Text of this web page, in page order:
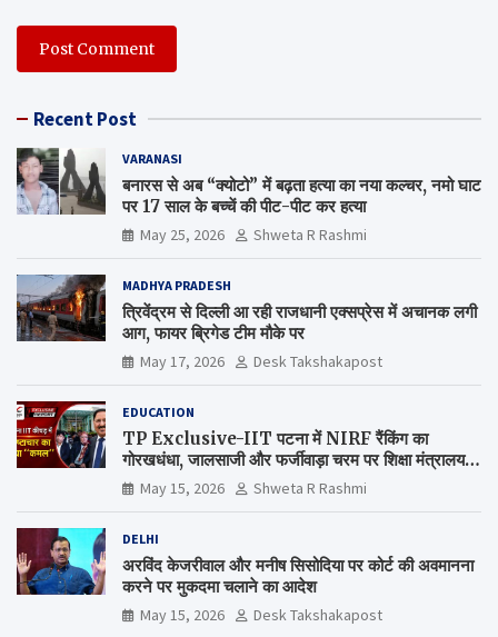
Recent Post
VARANASI
बनारस से अब “क्योटो” में बढ़ता हत्या का नया कल्चर, नमो घाट
पर 17 साल के बच्चें की पीट-पीट कर हत्या
May 25, 2026 Shweta R Rashmi
MADHYA PRADESH
त्रिवेंद्रम से दिल्ली आ रही राजधानी एक्सप्रेस में अचानक लगी
आग, फायर ब्रिगेड टीम मौके पर
May 17, 2026 Desk Takshakapost
EDUCATION
TP Exclusive-IIT पटना में NIRF रैंकिंग का
गोरखधंधा, जालसाजी और फर्जीवाड़ा चरम पर शिक्षा मंत्रालय
कब जागेगा ?
May 15, 2026 Shweta R Rashmi
DELHI
अरविंद केजरीवाल और मनीष सिसोदिया पर कोर्ट की अवमानना
करने पर मुकदमा चलाने का आदेश
May 15, 2026 Desk Takshakapost